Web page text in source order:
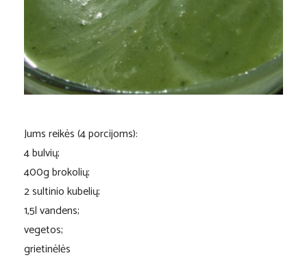
Jums reikės (4 porcijoms):
4 bulvių;
400g brokolių;
2 sultinio kubelių;
1,5l vandens;
vegetos;
grietinėlės